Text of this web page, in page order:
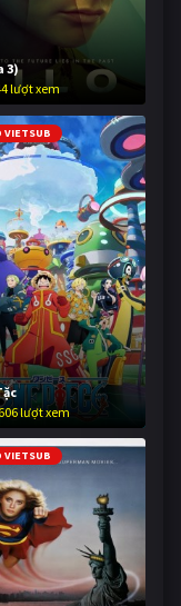
3)
lượt xem
VIETSUB
lượt xem
VIETSUB